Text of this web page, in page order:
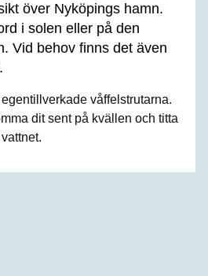
över Nyköpings hamn.
i solen eller på den
Vid behov finns det även
våffelstrutarna.
dit sent på kvällen och titta